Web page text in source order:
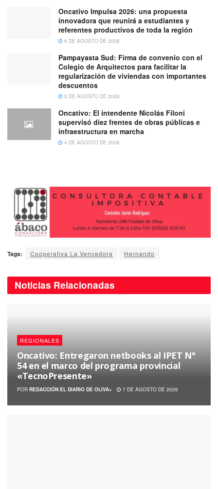
Oncativo Impulsa 2026: una propuesta
innovadora que reunirá a estudiantes y
referentes productivos de toda la región
6 DE AGOSTO DE 2026
Pampayasta Sud: Firma de convenio con el
Colegio de Arquitectos para facilitar la
regularización de viviendas con importantes
descuentos
5 DE AGOSTO DE 2026
Oncativo: El intendente Nicolás Filoni
supervisó diez frentes de obras públicas e
infraestructura en marcha
4 DE AGOSTO DE 2026
Tags: Cooperativa La Vencedora Hernando
Noticias Relacionadas
REGIONALES
Oncativo: Entregaron netbooks al IPET N°
54 en el marco del programa provincial
«TecnoPresente»
POR REDACCIÓN EL DIARIO DE OLIVA+ 7 DE AGOSTO DE 2026